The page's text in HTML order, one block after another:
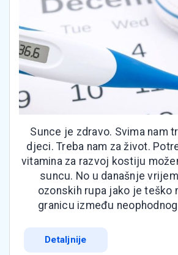
Sunce je zdravo. Svima nam
djeci. Treba nam za život.
vitamina za razvoj kostiju
suncu. No u današnje
ozonskih rupa jako je teško
granicu između
Detaljnije